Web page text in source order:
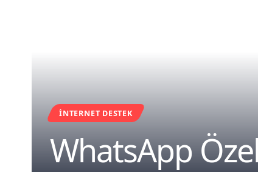
İNTERNET DESTEK
WhatsApp